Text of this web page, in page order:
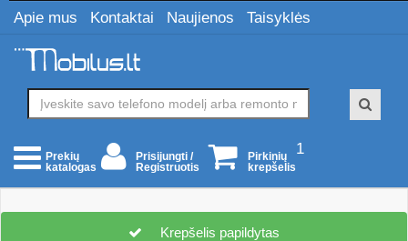
Apie mus Kontaktai Naujienos Taisyklės
Prekių
katalogas
Prisijungti /
Registruotis
1
Pirkinių
krepšelis
Krepšelis papildytas